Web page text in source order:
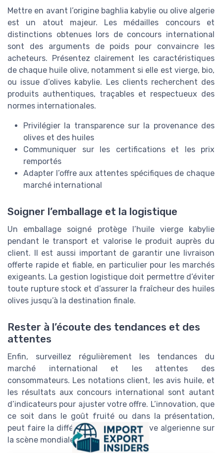
Mettre en avant l’origine baghlia kabylie ou olive algerie
est un atout majeur. Les médailles concours et
distinctions obtenues lors de concours international
sont des arguments de poids pour convaincre les
acheteurs. Présentez clairement les caractéristiques
de chaque huile olive, notamment si elle est vierge, bio,
ou issue d’olives kabylie. Les clients recherchent des
produits authentiques, traçables et respectueux des
normes internationales.
Privilégier la transparence sur la provenance des
olives et des huiles
Communiquer sur les certifications et les prix
remportés
Adapter l’offre aux attentes spécifiques de chaque
marché international
Soigner l’emballage et la logistique
Un emballage soigné protège l’huile vierge kabylie
pendant le transport et valorise le produit auprès du
client. Il est aussi important de garantir une livraison
offerte rapide et fiable, en particulier pour les marchés
exigeants. La gestion logistique doit permettre d’éviter
toute rupture stock et d’assurer la fraîcheur des huiles
olives jusqu’à la destination finale.
Rester à l’écoute des tendances et des
attentes
Enfin, surveillez régulièrement les tendances du
marché international et les attentes des
consommateurs. Les notations client, les avis huile, et
les résultats aux concours international sont autant
d’indicateurs pour ajuster votre offre. L’innovation, que
ce soit dans le goût fruité ou dans la présentation,
peut faire la différence pour l’huile olive algerienne sur
la scène mondiale.